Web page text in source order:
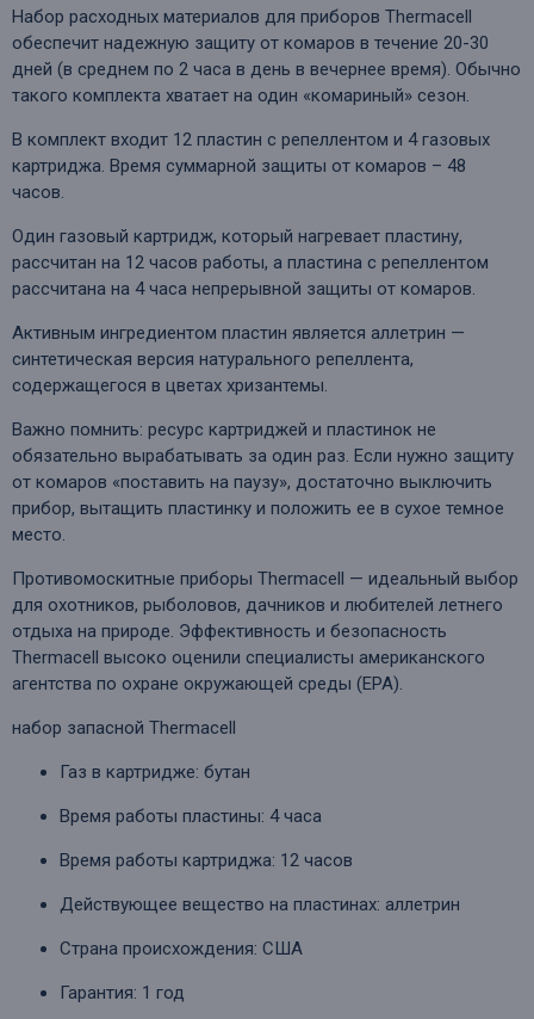
Набор расходных материалов для приборов Thermacell
обеспечит надежную защиту от комаров в течение 20-30
дней (в среднем по 2 часа в день в вечернее время). Обычно
такого комплекта хватает на один «комариный» сезон.
В комплект входит 12 пластин с репеллентом и 4 газовых
картриджа. Время суммарной защиты от комаров – 48
часов.
Один газовый картридж, который нагревает пластину,
рассчитан на 12 часов работы, а пластина с репеллентом
рассчитана на 4 часа непрерывной защиты от комаров.
Активным ингредиентом пластин является аллетрин —
синтетическая версия натурального репеллента,
содержащегося в цветах хризантемы.
Важно помнить: ресурс картриджей и пластинок не
обязательно вырабатывать за один раз. Если нужно защиту
от комаров «поставить на паузу», достаточно выключить
прибор, вытащить пластинку и положить ее в сухое темное
место.
Противомоскитные приборы Thermacell — идеальный выбор
для охотников, рыболовов, дачников и любителей летнего
отдыха на природе. Эффективность и безопасность
Thermacell высоко оценили специалисты американского
агентства по охране окружающей среды (ЕРА).
набор запасной Thermacell
Газ в картридже: бутан
Время работы пластины: 4 часа
Время работы картриджа: 12 часов
Действующее вещество на пластинах: аллетрин
Страна происхождения: США
Гарантия: 1 год